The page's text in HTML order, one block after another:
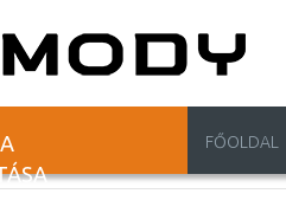
FŐOLDAL